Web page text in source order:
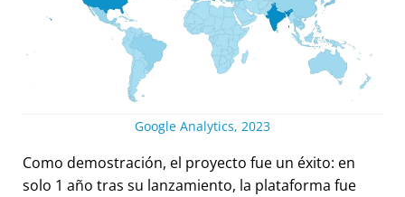
Google Analytics, 2023
Como demostración, el proyecto fue un éxito: en
solo 1 año tras su lanzamiento, la plataforma fue